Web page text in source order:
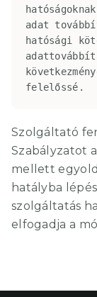
adat
hatósági
felelőssé.
Szolgáltató
Szabályzatot
mellett
hatályba
szolgáltatás
elfogadja a